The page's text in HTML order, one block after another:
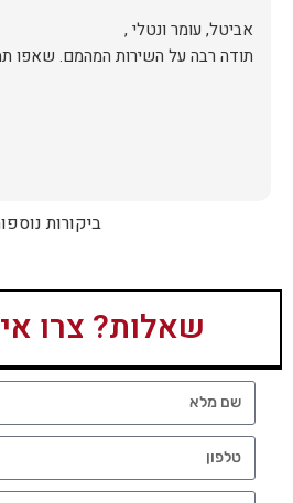
תודה רבה על השירות המהמם. שאפו
ביקורות
שאלות? צרו